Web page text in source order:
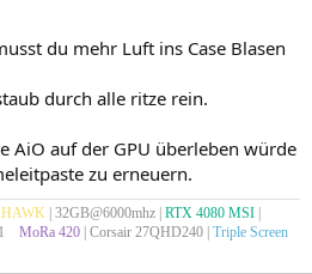
du mehr Luft ins Case Blasen
durch alle ritze rein.
AiO auf der GPU überleben würde
zu erneuern.
| 32GB@6000mhz | RTX 4080 MSI
MoRa 420 | Corsair 27QHD240 | Triple Screen